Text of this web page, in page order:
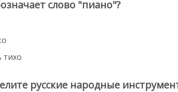
слово "пиано"?
тихо
русские народные